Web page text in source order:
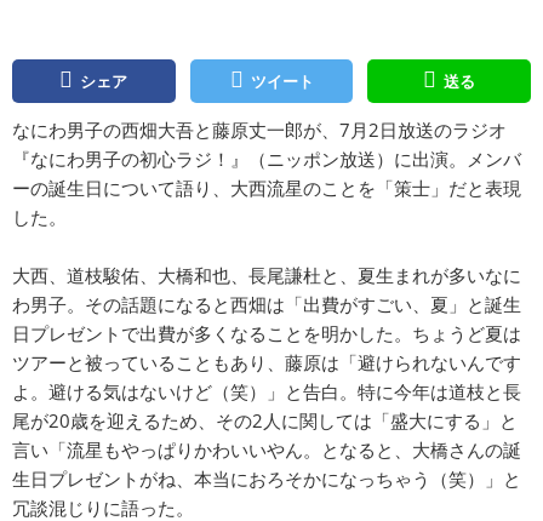
シェア ツイート 送る
なにわ男子の西畑大吾と藤原丈一郎が、7月2日放送のラジオ
『なにわ男子の初心ラジ！』（ニッポン放送）に出演。メンバ
ーの誕生日について語り、大西流星のことを「策士」だと表現
した。
大西、道枝駿佑、大橋和也、長尾謙杜と、夏生まれが多いなに
わ男子。その話題になると西畑は「出費がすごい、夏」と誕生
日プレゼントで出費が多くなることを明かした。ちょうど夏は
ツアーと被っていることもあり、藤原は「避けられないんです
よ。避ける気はないけど（笑）」と告白。特に今年は道枝と長
尾が20歳を迎えるため、その2人に関しては「盛大にする」と
言い「流星もやっぱりかわいいやん。となると、大橋さんの誕
生日プレゼントがね、本当におろそかになっちゃう（笑）」と
冗談混じりに語った。